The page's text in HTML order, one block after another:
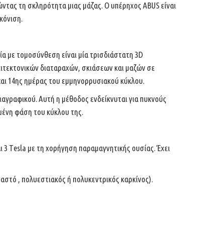
τη σκληρότητα μιας μάζας. Ο υπέρηχος ΑΒUS είναι
με τομοσύνθεση είναι μία τρισδιάστατη 3D
διαταραχών, σκιάσεων και μαζών σε
14ης ημέρας του εμμηνορρυσιακού κύκλου.
Αυτή η μέθοδος ενδείκνυται για πυκνούς
φάση του κύκλου της.
Τesla με τη χορήγηση παραμαγνητικής ουσίας. Έχει
, πολυεστιακός ή πολυκεντρικός καρκίνος).